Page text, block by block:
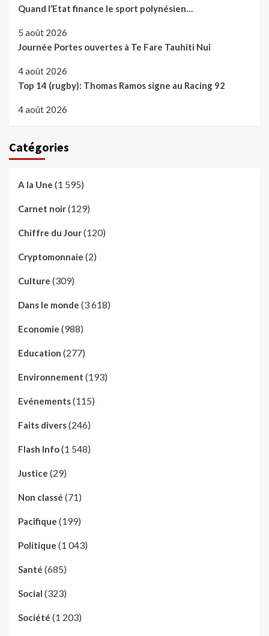
Quand l’Etat finance le sport polynésien…
5 août 2026
Journée Portes ouvertes à Te Fare Tauhiti Nui
4 août 2026
Top 14 (rugby): Thomas Ramos signe au Racing 92
4 août 2026
Catégories
A la Une (1 595)
Carnet noir(129)
Chiffre du Jour(120)
Cryptomonnaie (2)
Culture (309)
Dans le monde (3 618)
Economie (988)
Education (277)
Environnement (193)
Evénements(115)
Faits divers(246)
Flash Info(1 548)
Justice (29)
Non classé (71)
Pacifique (199)
Politique (1 043)
Santé (685)
Social (323)
Société (1 203)